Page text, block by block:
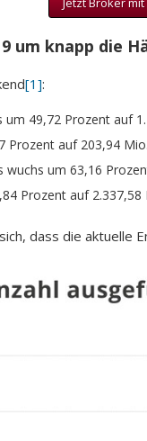
um knapp die
[1]:
um 49,72 Prozent auf
Prozent auf 203,94
wuchs um 63,16
Prozent auf 2.337,58
dass die aktuelle